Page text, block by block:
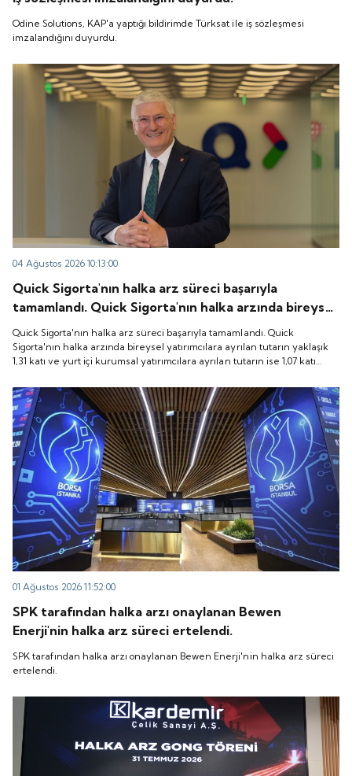
Odine Solutions, KAP'a yaptığı bildirimde Türksat ile iş sözleşmesi
imzalandığını duyurdu.
04 Ağustos 2026 10:13:00
Quick Sigorta'nın halka arz süreci başarıyla
tamamlandı. Quick Sigorta'nın halka arzında bireysel
yatırımcılara ayrılan tutarın yaklaşık 1,31 katı ve yurt
içi kurumsal yatırımcılara ayrılan tutarın ise 1,07 katı
talep geldi. Quick Sigorta, 6 Ağustos 2026 tarihinde
görmeye başlayacak.
Quick Sigorta'nın halka arz süreci başarıyla tamamlandı. Quick
Sigorta'nın halka arzında bireysel yatırımcılara ayrılan tutarın yaklaşık
1,31 katı ve yurt içi kurumsal yatırımcılara ayrılan tutarın ise 1,07 katı
koduyla Borsa İstanbul'da işlem görmeye başlayacak.
01 Ağustos 2026 11:52:00
SPK tarafından halka arzı onaylanan Bewen
Enerji'nin halka arz süreci ertelendi.
SPK tarafından halka arzı onaylanan Bewen Enerji'nin halka arz süreci
ertelendi.